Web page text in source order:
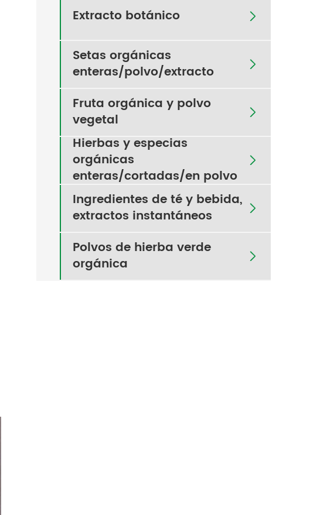
Extracto botánico 
Setas orgánicas
enteras/polvo/extracto

Fruta orgánica y polvo
vegetal

Hierbas y especias
orgánicas
enteras/cortadas/en polvo

Ingredientes de té y bebida,
extractos instantáneos

Polvos de hierba verde
orgánica
